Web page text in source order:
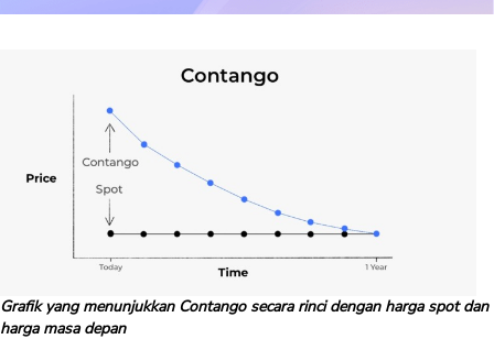
Grafik yang menunjukkan Contango secara rinci dengan harga spot dan
harga masa depan